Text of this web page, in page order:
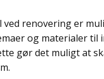
ved renovering er
og materialer til
gør det muligt at